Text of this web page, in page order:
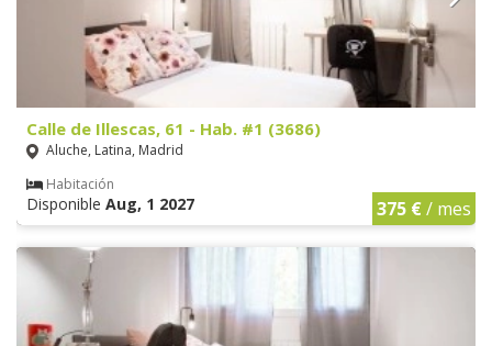
Calle de Illescas, 61 - Hab. #1 (3686)
Aluche, Latina, Madrid
Habitación
Disponible Aug, 1 2027 375 €/ mes